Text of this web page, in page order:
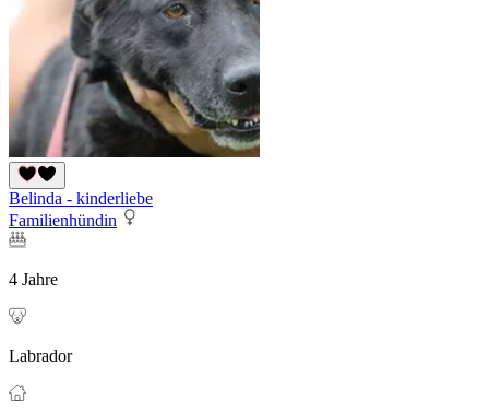
Belinda - kinderliebe
Familienhündin
4 Jahre
Labrador